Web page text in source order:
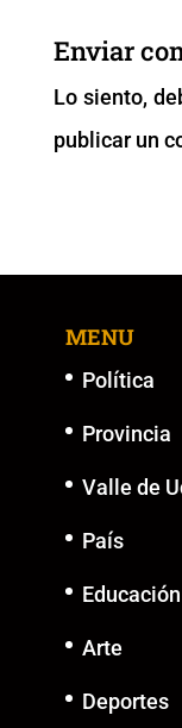
b
o
o
k
Enviar
Lo siento,
publicar un
MENU
Política
Provincia
Valle de
País
Educación
Arte
Deportes